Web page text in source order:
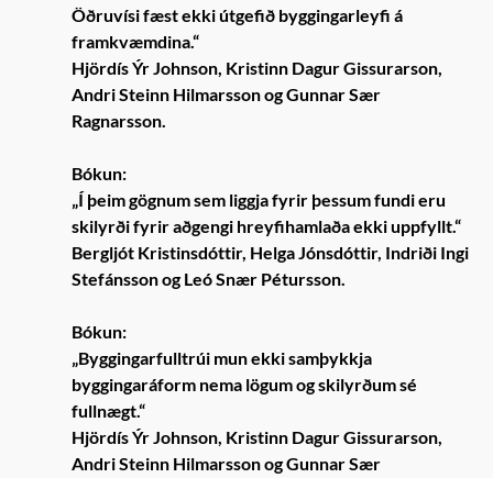
Öðruvísi fæst ekki útgefið byggingarleyfi á
framkvæmdina.“
Hjördís Ýr Johnson, Kristinn Dagur Gissurarson,
Andri Steinn Hilmarsson og Gunnar Sær
Ragnarsson.
Bókun:
„Í þeim gögnum sem liggja fyrir þessum fundi eru
skilyrði fyrir aðgengi hreyfihamlaða ekki uppfyllt.“
Bergljót Kristinsdóttir, Helga Jónsdóttir, Indriði Ingi
Stefánsson og Leó Snær Pétursson.
Bókun:
„Byggingarfulltrúi mun ekki samþykkja
byggingaráform nema lögum og skilyrðum sé
fullnægt.“
Hjördís Ýr Johnson, Kristinn Dagur Gissurarson,
Andri Steinn Hilmarsson og Gunnar Sær